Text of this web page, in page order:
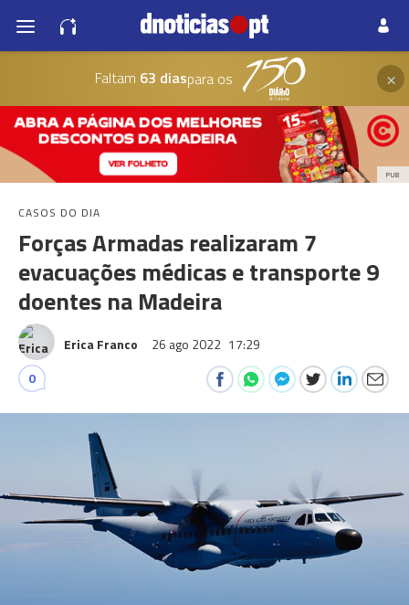
Faltam 63 diaspara os ×
PUB
CASOS DO DIA
Forças Armadas realizaram 7
evacuações médicas e transporte 9
doentes na Madeira
Erica Franco 26 ago 2022 17:29
0